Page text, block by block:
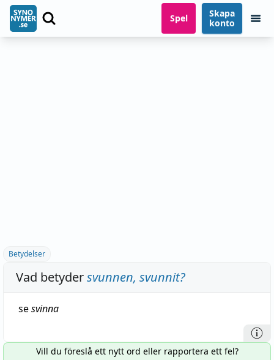
Spel
Skapa
konto
Betydelser
Vad betydersvunnen, svunnit?
sesvinna
Vill du föreslå ett nytt ord eller rapportera ett fel?